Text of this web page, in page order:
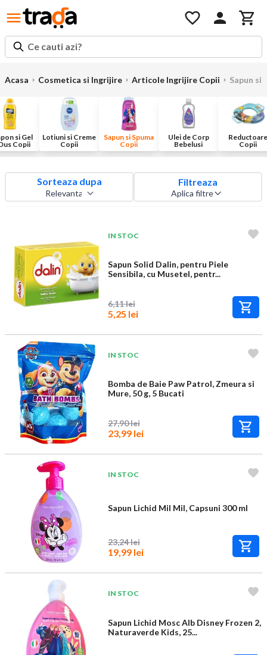
Ce cauti azi?
Acasa Cosmetica si Ingrijire Articole Ingrijire Copii Sapun si
si Gel
Copii
Lotiuni si Creme
Copii
Sapun si Spuma
Copii
Ulei de Corp
Bebelusi
Reductoare
Copii
Sorteaza dupa Filtreaza
Aplica filtre
IN STOC
Sapun Solid Dalin, pentru Piele
Sensibila, cu Musetel, pentr...
6,11 lei
5,25 lei
IN STOC
Bomba de Baie Paw Patrol, Zmeura si
Mure, 50 g, 5 Bucati
27,90 lei
23,99 lei
IN STOC
Sapun Lichid Mil Mil, Capsuni 300 ml
23,24 lei
19,99 lei
IN STOC
Sapun Lichid Mosc Alb Disney Frozen 2,
Naturaverde Kids, 25...